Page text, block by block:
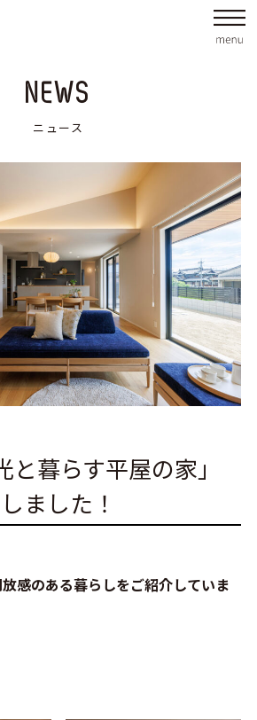
NEWS
ニュース
と暮らす平屋の家」
ました！
感のある暮らしをご紹介していま